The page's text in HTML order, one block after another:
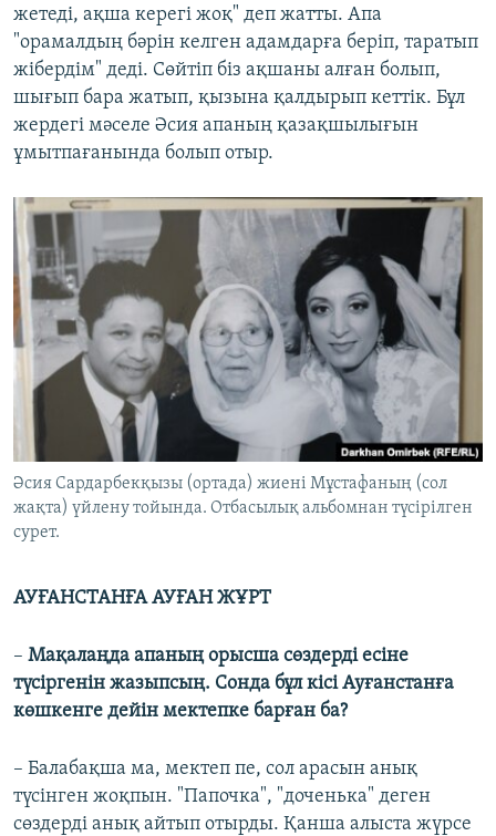
жетеді, ақша керегі жоқ" деп жатты. Апа
"орамалдың бәрін келген адамдарға беріп, таратып
жібердім" деді. Сөйтіп біз ақшаны алған болып,
шығып бара жатып, қызына қалдырып кеттік. Бұл
жердегі мәселе Әсия апаның қазақшылығын
ұмытпағанында болып отыр.
Әсия Сардарбекқызы (ортада) жиені Мұстафаның (сол
жақта) үйлену тойында. Отбасылық альбомнан түсірілген
сурет.
АУҒАНСТАНҒА АУҒАН ЖҰРТ
– Мақалаңда апаның орысша сөздерді есіне
түсіргенін жазыпсың. Сонда бұл кісі Ауғанстанға
көшкенге дейін мектепке барған ба?
– Балабақша ма, мектеп пе, сол арасын анық
түсінген жоқпын. "Папочка", "доченька" деген
сөздерді анық айтып отырды. Қанша алыста жүрсе